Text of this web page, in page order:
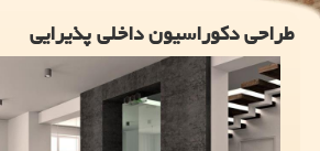
طراحی دكوراسیون داخلی پذیرایی